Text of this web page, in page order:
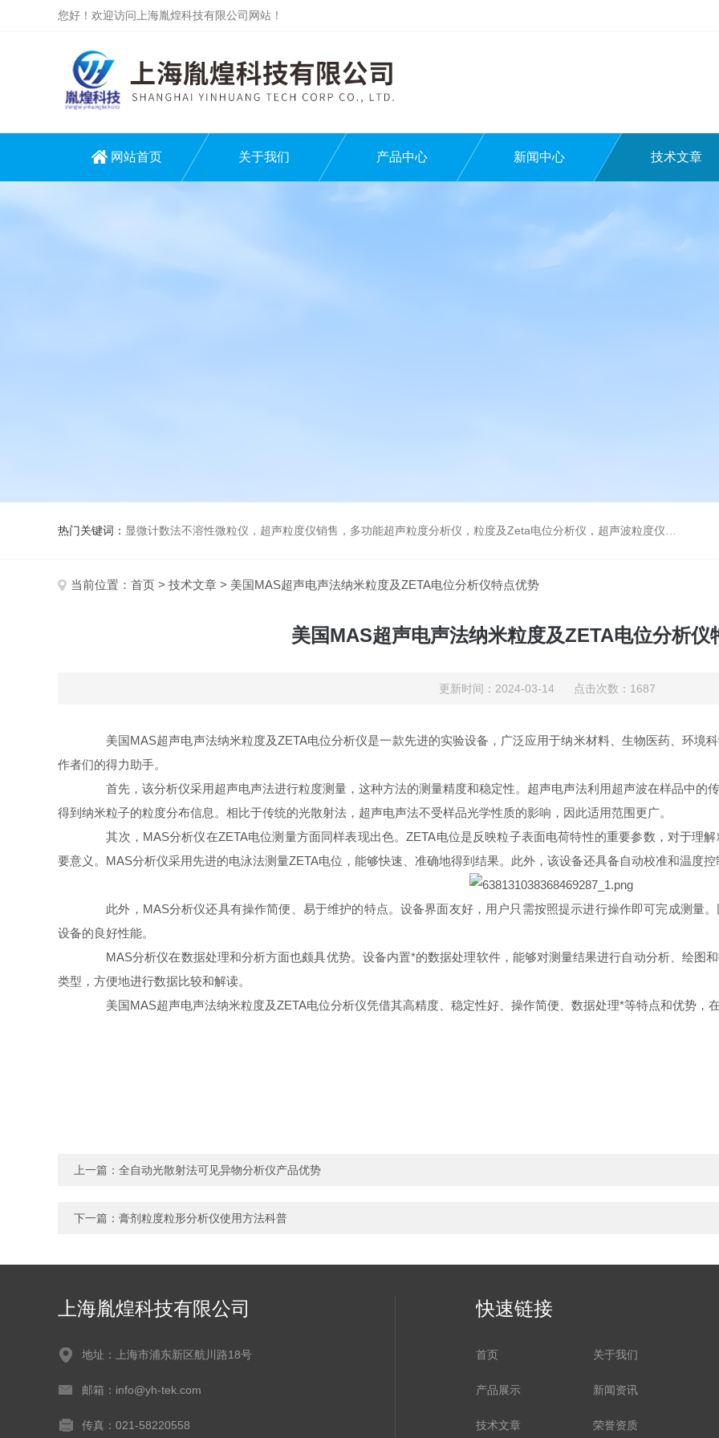
您好！欢迎访问上海胤煌科技有限公司网站！
网站首页 关于我们 产品中心 新闻中心 技术文章
热门关键词： 显微计数法不溶性微粒仪，超声粒度仪销售，多功能超声粒度分析仪，粒度及Zeta电位分析仪，超声波粒度仪，澄清度检查专用伞棚灯，伞棚灯，超声粒度仪超声电位分析仪
当前位置： 首页 > 技术文章 > 美国MAS超声电声法纳米粒度及ZETA电位分析仪特点优势
美国MAS超声电声法纳米粒度及ZETA电位分析仪
更新时间：2024-03-14 点击次数：1687
美国MAS超声电声法纳米粒度及ZETA电位分析仪是一款先进的实验设备，广泛应用于纳米材料、生物医药、环境
作者们的得力助手。
首先，该分析仪采用超声电声法进行粒度测量，这种方法的测量精度和稳定性。超声电声法利用超声波在样品中的
得到纳米粒子的粒度分布信息。相比于传统的光散射法，超声电声法不受样品光学性质的影响，因此适用范围更广。
其次，MAS分析仪在ZETA电位测量方面同样表现出色。ZETA电位是反映粒子表面电荷特性的重要参数，对于理
要意义。MAS分析仪采用先进的电泳法测量ZETA电位，能够快速、准确地得到结果。此外，该设备还具备自动校准和温度
此外，MAS分析仪还具有操作简便、易于维护的特点。设备界面友好，用户只需按照提示进行操作即可完成测量
设备的良好性能。
MAS分析仪在数据处理和分析方面也颇具优势。设备内置*的数据处理软件，能够对测量结果进行自动分析、绘图
类型，方便地进行数据比较和解读。
美国MAS超声电声法纳米粒度及ZETA电位分析仪凭借其高精度、稳定性好、操作简便、数据处理*等特点和优势，
上一篇： 全自动光散射法可见异物分析仪产品优势
下一篇： 膏剂粒度粒形分析仪使用方法科普
上海胤煌科技有限公司
地址：上海市浦东新区航川路18号
邮箱：info@yh-tek.com
传真：021-58220558
快速链接
首页 关于我们
产品展示 新闻资讯
技术文章 荣誉资质